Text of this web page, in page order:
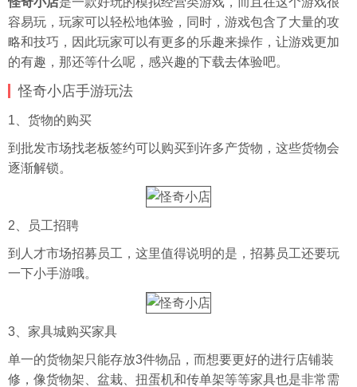
容易玩，玩家可以轻松地体验，同时，游戏包含了大量的攻
略和技巧，因此玩家可以有更多的乐趣来操作，让游戏更加
的有趣，那还等什么呢，感兴趣的下载去体验吧。
怪奇小店手游玩法
1、货物的购买
到批发市场找老板签约可以购买到许多产货物，这些货物会
逐渐解锁。
2、员工招聘
到人才市场招募员工，这里值得说明的是，招募员工还要玩
一下小手游哦。
3、家具城购买家具
单一的货物架只能存放3件物品，而想要更好的进行店铺装
修，像货物架、盆栽、扭蛋机和传单架等等家具也是非常需